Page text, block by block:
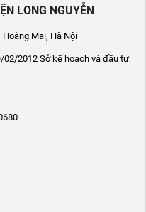
LONG NGUYỄN
Hoàng Mai, Hà Nội
02/2012 Sở kế hoạch và đầu tư